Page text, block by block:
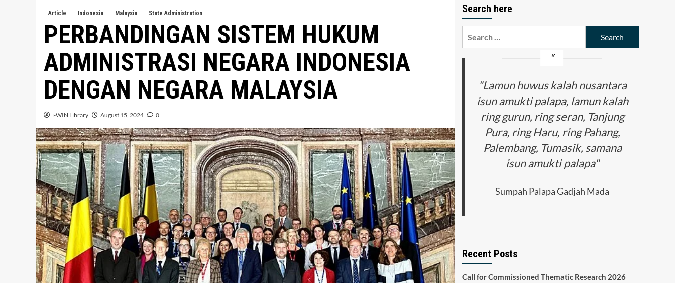
Article Indonesia Malaysia State Administration
PERBANDINGAN SISTEM HUKUM
ADMINISTRASI NEGARA INDONESIA
DENGAN NEGARA MALAYSIA
i-WIN Library August 15, 2024 0
Search here
"Lamun huwus kalah nusantara
isun amukti palapa, lamun kalah
ring gurun, ring seran, Tanjung
Pura, ring Haru, ring Pahang,
Palembang, Tumasik, samana
isun amukti palapa"
Sumpah Palapa Gadjah Mada
Recent Posts
Call for Commissioned Thematic Research 2026